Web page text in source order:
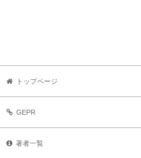
トップページ
GEPR
著者一覧